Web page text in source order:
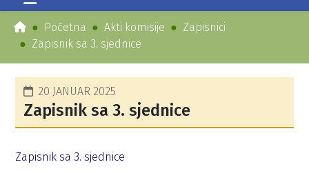
Početna Akti komisije
Zapisnici
Zapisnik sa 3. sjednice
20 JANUAR 2025
Zapisnik sa 3. sjednice
Zapisnik sa 3. sjednice